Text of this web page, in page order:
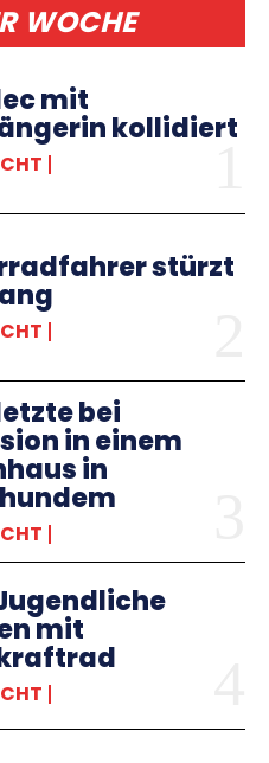
WOCHE
mit
kollidiert
stürzt
bei
in einem
in
mit